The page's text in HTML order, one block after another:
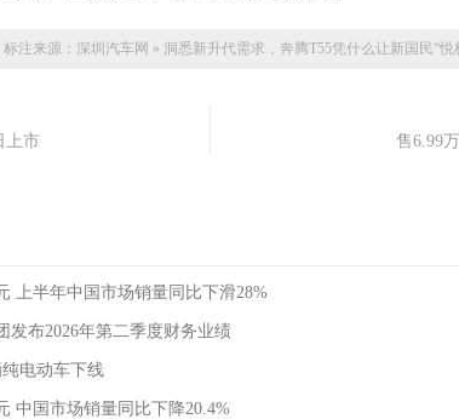
注来源： 深圳汽车网 » 洞悉新升代需求，奔腾T55凭什么让新国民“悦
上市
售6.99
上半年中国市场销量同比下滑28%
发布2026年第二季度财务业绩
电动车下线
中国市场销量同比下降20.4%